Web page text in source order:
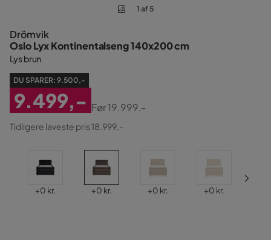
1 af 5
Drömvik
Oslo Lyx Kontinentalseng 140x200 cm
Lys brun
DU SPARER: 9.500,-
Nedsat
9.499,-
Original
Før19.999,-
Tidligere laveste pris 18.999,-
Pris
+0 kr. Pris
+0 kr. Pris
+0 kr. Pris
+0 kr.